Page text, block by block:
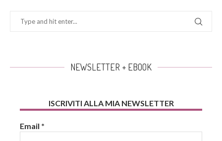
NEWSLETTER + EBOOK
ISCRIVITI ALLA MIA NEWSLETTER
Email *